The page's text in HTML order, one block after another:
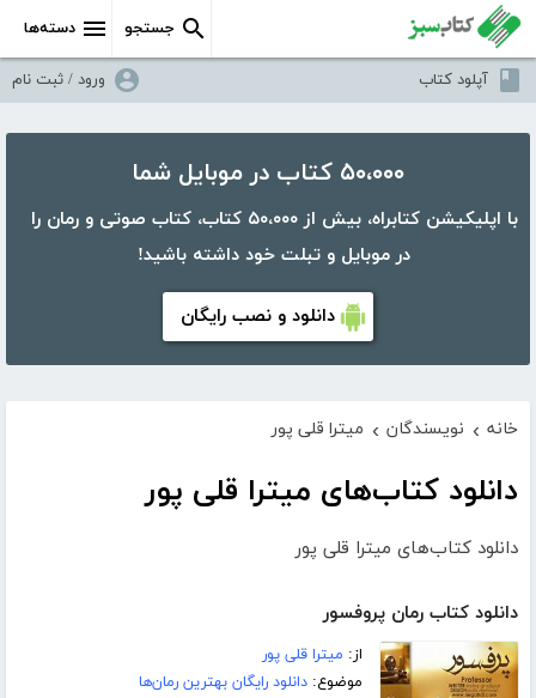
دسته‌ها جستجو
آپلود کتاب ورود / ثبت نام
۵۰،۰۰۰ کتاب در موبایل شما
با اپلیکیشن کتابراه، بیش از ۵۰،۰۰۰ کتاب، کتاب صوتی و رمان را
در موبایل و تبلت خود داشته باشید!
دانلود و نصب رایگان
خانه › نویسندگان › میترا قلی پور
دانلود کتاب‌های میترا قلی پور
دانلود کتاب‌های میترا قلی پور
دانلود کتاب رمان پروفسور
از: میترا قلی پور
موضوع:دانلود رایگان بهترین رمان‌ها